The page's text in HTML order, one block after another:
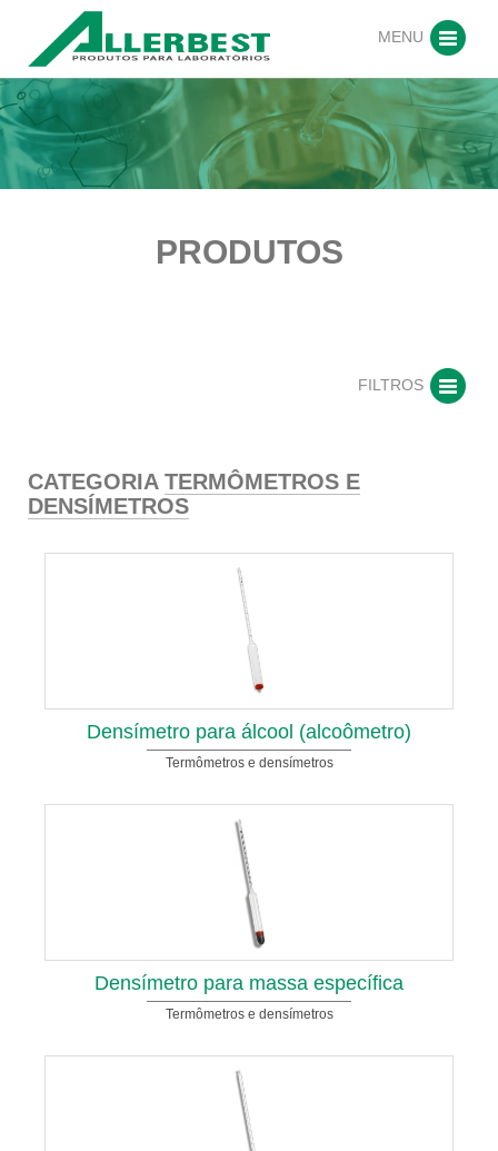
MENU
PRODUTOS
FILTROS
CATEGORIA TERMÔMETROS E
DENSÍMETROS
Densímetro para álcool (alcoômetro)
Termômetros e densímetros
Densímetro para massa específica
Termômetros e densímetros